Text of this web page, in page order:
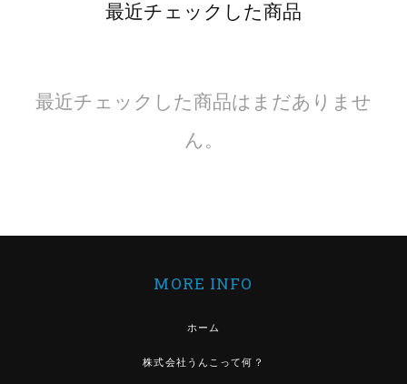
最近チェックした商品
最近チェックした商品はまだありませ
ん。
MORE INFO
ホーム
株式会社うんこって何？